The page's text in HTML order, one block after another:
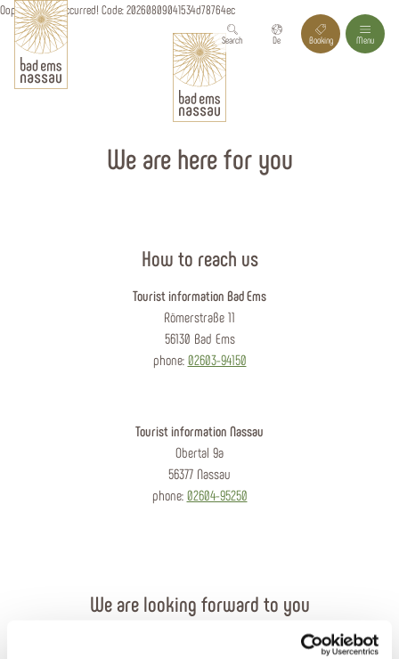
Search De Booking Menu
Oops, an error occurred! Code: 20260809041534d78764ec
We are here for you
How to reach us
Tourist information Bad Ems
Römerstraße 11
56130 Bad Ems
phone: 02603-94150
Tourist information Nassau
Obertal 9a
56377 Nassau
phone: 02604-95250
We are looking forward to you